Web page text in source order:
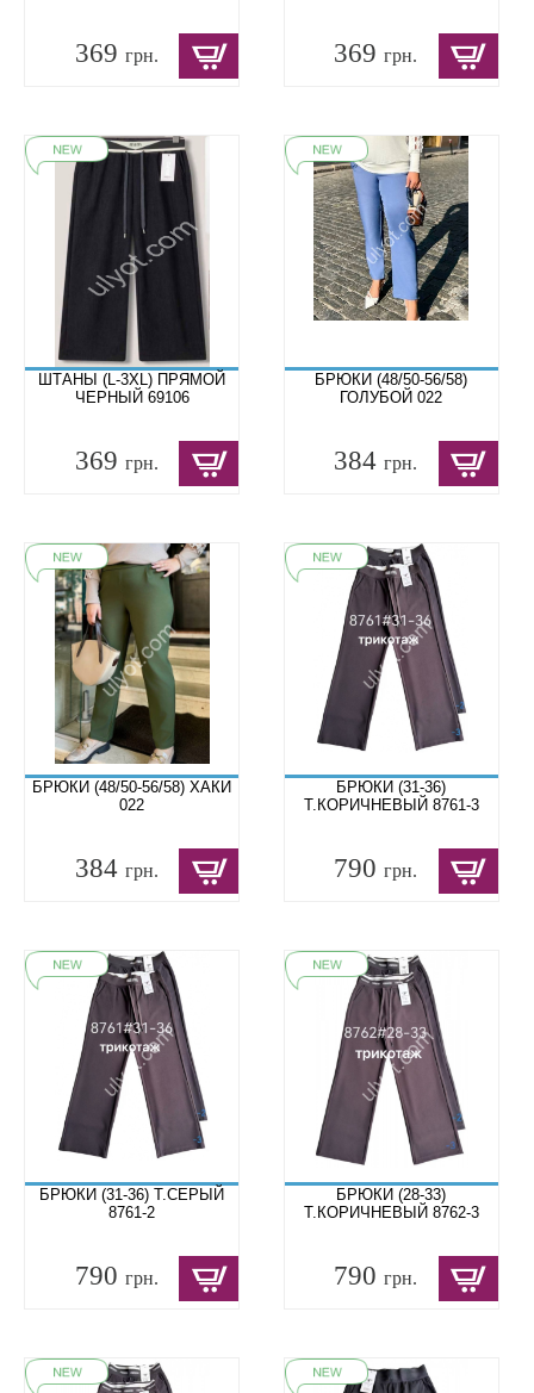
369 грн. 369грн.
ШТАНЫ (L-3XL) ПРЯМОЙ
ЧЕРНЫЙ 69106
369 грн.
БРЮКИ (48/50-56/58)
ГОЛУБОЙ 022
384грн.
БРЮКИ (48/50-56/58) ХАКИ
022
384 грн.
БРЮКИ (31-36)
Т.КОРИЧНЕВЫЙ 8761-3
790грн.
БРЮКИ (31-36) Т.СЕРЫЙ
8761-2
790 грн.
БРЮКИ (28-33)
Т.КОРИЧНЕВЫЙ 8762-3
790грн.